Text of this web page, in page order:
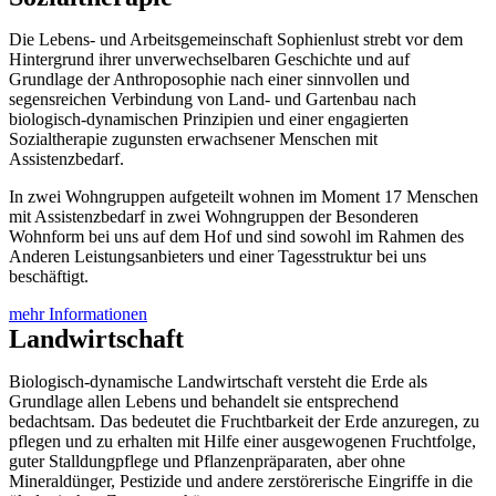
Die Lebens- und Arbeitsgemeinschaft Sophienlust strebt vor dem
Hintergrund ihrer unverwechselbaren Geschichte und auf
Grundlage der Anthroposophie nach einer sinnvollen und
segensreichen Verbindung von Land- und Gartenbau nach
biologisch-dynamischen Prinzipien und einer engagierten
Sozialtherapie zugunsten erwachsener Menschen mit
Assistenzbedarf.
In zwei Wohngruppen aufgeteilt wohnen im Moment 17 Menschen
mit Assistenzbedarf in zwei Wohngruppen der Besonderen
Wohnform bei uns auf dem Hof und sind sowohl im Rahmen des
Anderen Leistungsanbieters und einer Tagesstruktur bei uns
beschäftigt.
mehr Informationen
Landwirtschaft
Biologisch-dynamische Landwirtschaft versteht die Erde als
Grundlage allen Lebens und behandelt sie entsprechend
bedachtsam. Das bedeutet die Fruchtbarkeit der Erde anzuregen, zu
pflegen und zu erhalten mit Hilfe einer ausgewogenen Fruchtfolge,
guter Stalldungpflege und Pflanzenpräparaten, aber ohne
Mineraldünger, Pestizide und andere zerstörerische Eingriffe in die